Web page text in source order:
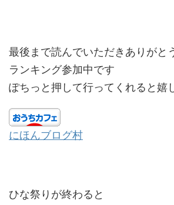
最後まで読んでいただきありがと
ランキング参加中です
ぽちっと押して行ってくれると嬉
にほんブログ村
ひな祭りが終わると